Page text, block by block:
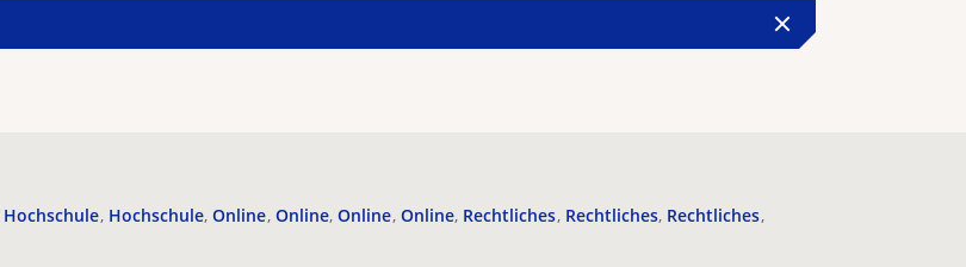
Hochschule Hochschule Online Online Online Online Rechtliches Rechtliches Rechtliches